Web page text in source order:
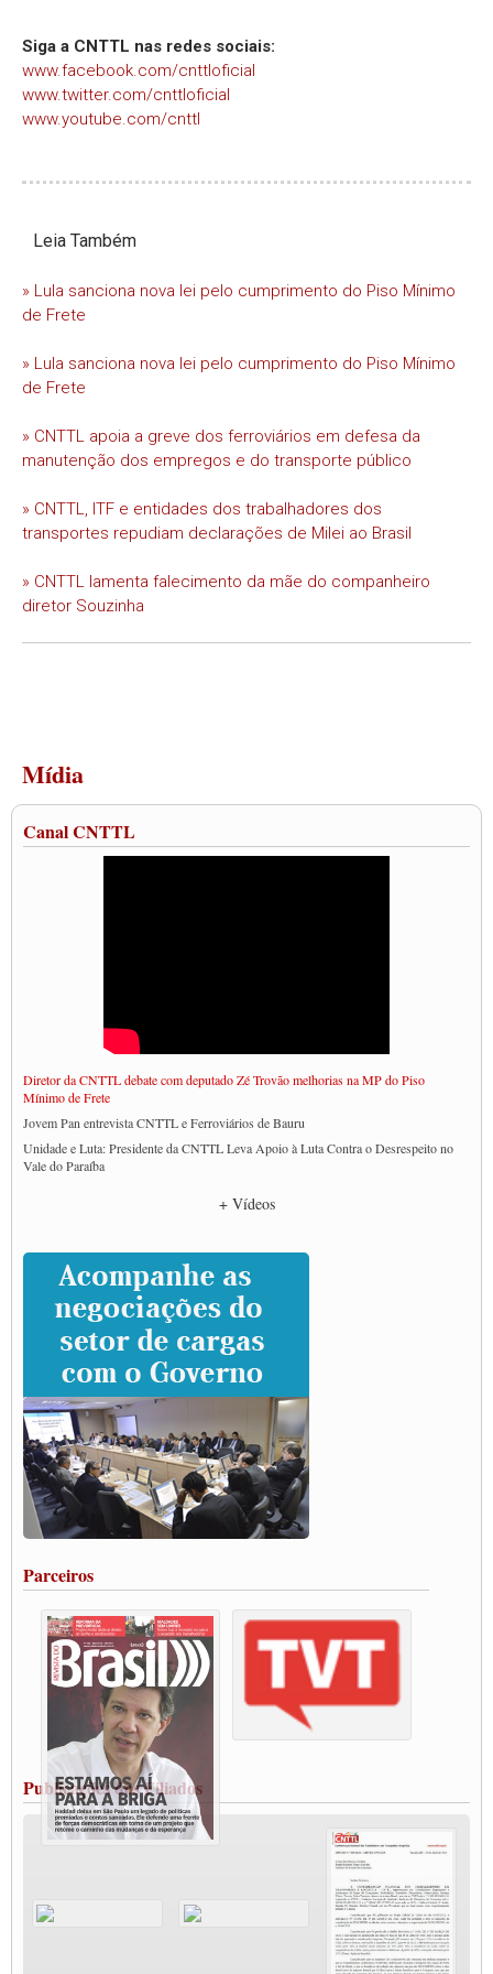
Siga a CNTTL nas redes sociais:
www.facebook.com/cnttloficial
www.twitter.com/cnttloficial
www.youtube.com/cnttl
Leia Também
» Lula sanciona nova lei pelo cumprimento do Piso Mínimo
de Frete
» Lula sanciona nova lei pelo cumprimento do Piso Mínimo
de Frete
» CNTTL apoia a greve dos ferroviários em defesa da
manutenção dos empregos e do transporte público
» CNTTL, ITF e entidades dos trabalhadores dos
transportes repudiam declarações de Milei ao Brasil
» CNTTL lamenta falecimento da mãe do companheiro
diretor Souzinha
Mídia
Canal CNTTL
Diretor da CNTTL debate com deputado Zé Trovão melhorias na MP do Piso
Mínimo de Frete
Jovem Pan entrevista CNTTL e Ferroviários de Bauru
Unidade e Luta: Presidente da CNTTL Leva Apoio à Luta Contra o Desrespeito no
Vale do Paraíba
Caminhoneiros prometem paralisação e cobram diálogo com Lula
CNTTL e lideranças de caminhoneiros participam de debate sobre saúde nas
rodovias
Paulinho e Litti debatem política global para transporte rodoviário de cargas na
SUTCRA no Uruguai
Grande Conquista da Categoria transporte de Cargas e Caminhoneiros Autonomos
ENCONTRO INTERNACIONAL EM APOIO A CLASSE TRABALHADORA
DO BRASIL E A ELEIÇÃO 2022
Carta às Brasileiras e aos Brasileiros em Defesa do Estado Democrático de Direito
Paulinho, presidente da CNTTL, faz balanço do 3º Congresso da CNTTL
Caminhoneiros aprovam greve a partir do 1º de novembro
Rodoviários de Feira Santana fazem Assembleia para avaliar proposta de reajuste
salarial
Vacina Já: Lockdown de 24 horas dos trabalhadores em transportes está mantido,
Condutores de Guarulhos farão greve sanitária nesta terça-feira (20)
Paralisação dos Caminhoneiros na #BR285, entrocamento que liga o Mercosul ao
Rio Grande
Caminhoneiros bloqueiam duas faixas na Castello Branco e fazem protesto
Modal-Live #13 Aumento da Violência Contra Mulher e o Adoecimento da Classe
Trabalhadora em Tempos de Pandemia
MODAL-LIVE#12 POLÍTICAS PÚBLICAS DE TRANSPORTE PARA A
CLASSE TRABALHADORA E ELEIÇÕES NA PANDEMIA
MODAL-LIVE#11 POLÍTICAS PÚBLICAS DE TRANSPORTE
JUVENTUDE DO TRANSPORTE: POR QUE DEVEMOS NOS ORGANIZAR?
Fabio Primo testa positivo para Coronavírus, mas está bem de saúde
Modal-Live#9 Quais são os direitos dos trabalhador@s que contraem a Covid-19 na
Participe da Campanha Fora Bolsonaro
CNTTL e FECOOTAC apoiam Campanha de testes de COVID-19 para
+ Vídeos
Parceiros
Publicações dos Filiados